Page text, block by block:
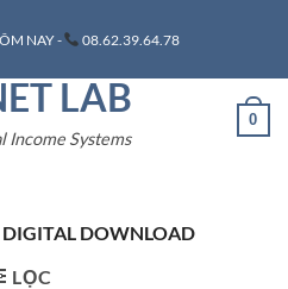
NAY - 08.62.39.64.78
LAB
Income Systems
0
DIGITAL DOWNLOAD
LỌC